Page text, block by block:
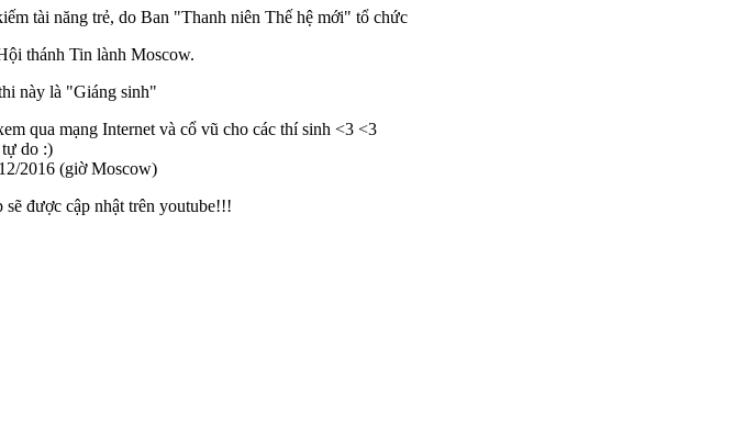
tài năng trẻ, do Ban "Thanh niên Thế hệ mới" tổ chức
thánh Tin lành Moscow.
này là "Giáng sinh"
qua mạng Internet và cổ vũ cho các thí sinh <3 <3
do :)
2016 (giờ Moscow)
được cập nhật trên youtube!!!